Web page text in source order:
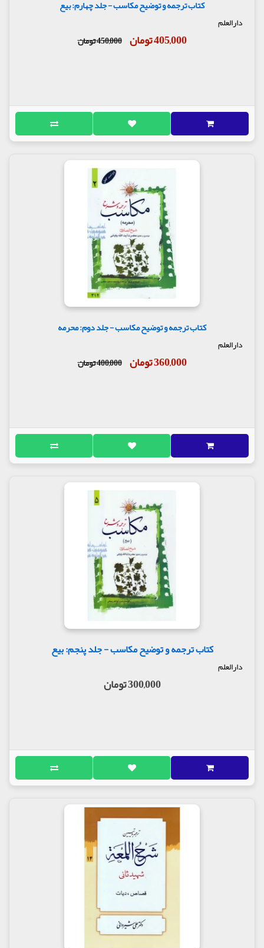
کتاب ترجمه و توضیح مکاسب - جلد چهارم: بیع
دارالعلم
405,000 تومان 450,000 تومان
کتاب ترجمه و توضیح مکاسب - جلد دوم: محرمه
دارالعلم
360,000 تومان 400,000 تومان
کتاب ترجمه و توضیح مکاسب - جلد پنجم: بیع
دارالعلم
300,000 تومان